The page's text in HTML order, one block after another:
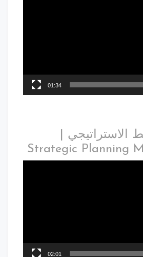
01:34
الاستراتيجي |
Strategic Planning
02:01